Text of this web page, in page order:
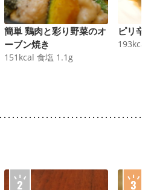
簡単 鶏肉と彩り野菜のオ
ーブン焼き
151 kcal 食塩 1.1 g
ピリ辛
193kcal